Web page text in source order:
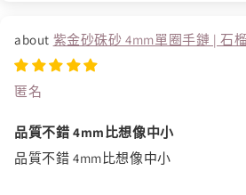
紫金砂硃砂 4mm單圈手鏈 | 石
匿名
品質不錯 4mm比想像中小
品質不錯 4mm比想像中小